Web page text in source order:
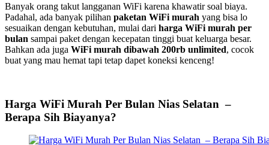
Banyak orang takut langganan WiFi karena khawatir soal biaya.
Padahal, ada banyak pilihan paketan WiFi murah yang bisa lo
sesuaikan dengan kebutuhan, mulai dari harga WiFi murah per
bulan sampai paket dengan kecepatan tinggi buat keluarga besar.
Bahkan ada juga WiFi murah dibawah 200rb unlimited, cocok
buat yang mau hemat tapi tetap dapet koneksi kenceng!
Harga WiFi Murah Per Bulan Nias Selatan –
Berapa Sih Biayanya?